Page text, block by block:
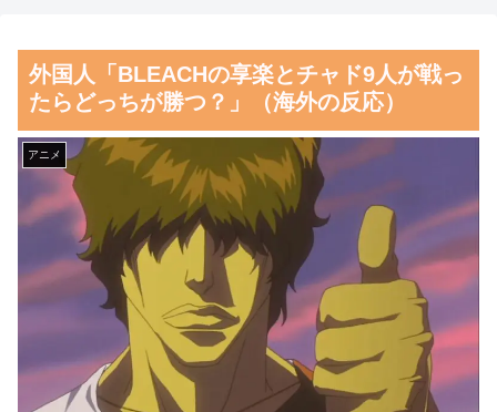
熊本県知事「報道に強い不
満・苦情が寄せられている」
→TBSの報道特集がまさにそれ
な件
【朗報】齋藤飛鳥、前屈みで
完全に見えてる動画が拡散され
てしまう…
磁気嵐、地球由来のイオンが
主導…JAXAの衛星「あらせ」
舌を絡ませて、唾液交換して
── ちゅっちゅしながらの濃厚
に貢献
海外「なんてこった！」日本
とドイツの病院食のあまりの差
に海外が大騒ぎ
韓国人「日本の村上宗隆、
100マイルのシンカーを逆方向
に・・・2戦連発の26号ソロホ
ームラン」→「羨ましすぎる
韓国はこんな打者がいなのか」
「アジア打者GOAT」【MLB】
韓国人「昨日Jリーグで韓国
人選手絶対やってはいけないプ
外国人「BLEACHの享楽とチャド9人が戦っ
たらどっちが勝つ？」（海外の反応）
アニメ